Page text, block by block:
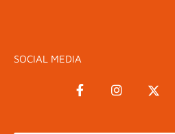
SOCIAL MEDIA